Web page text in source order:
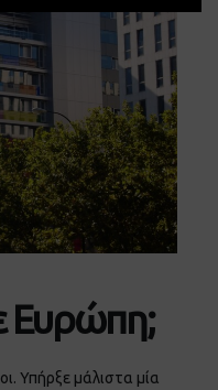
Ευρώπη;
Υπήρξε μάλιστα μία